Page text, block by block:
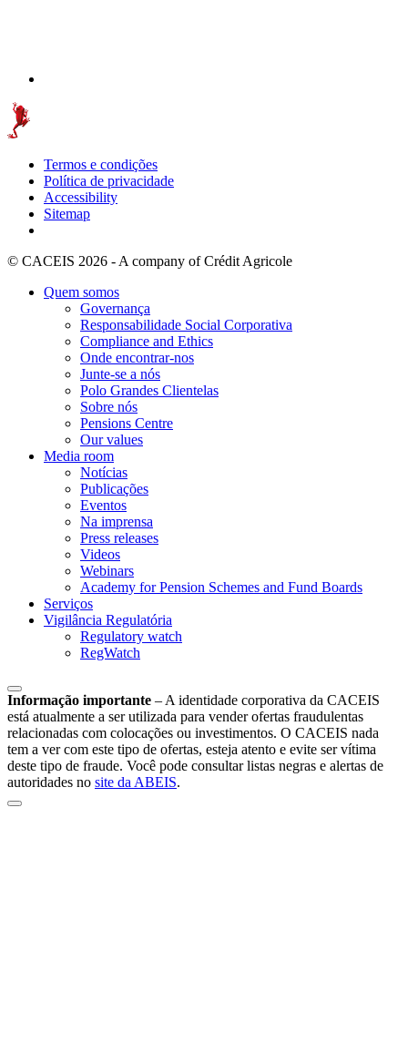
Termos e condições
Política de privacidade
Accessibility
Sitemap
© CACEIS 2026 - A company of Crédit Agricole
Quem somos
Governança
Responsabilidade Social Corporativa
Compliance and Ethics
Onde encontrar-nos
Junte-se a nós
Polo Grandes Clientelas
Sobre nós
Pensions Centre
Our values
Media room
Notícias
Publicações
Eventos
Na imprensa
Press releases
Videos
Webinars
Academy for Pension Schemes and Fund Boards
Serviços
Vigilância Regulatória
Regulatory watch
RegWatch
Informação importante – A identidade corporativa da CACEIS
está atualmente a ser utilizada para vender ofertas fraudulentas
relacionadas com colocações ou investimentos. O CACEIS nada
tem a ver com este tipo de ofertas, esteja atento e evite ser vítima
deste tipo de fraude. Você pode consultar listas negras e alertas de
autoridades no site da ABEIS.